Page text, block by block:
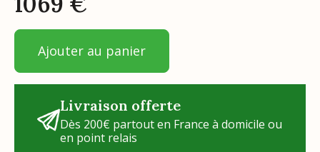
Livraison offerte
Dès 200€ partout en France à domicile ou
en point relais
Ajouter au panier